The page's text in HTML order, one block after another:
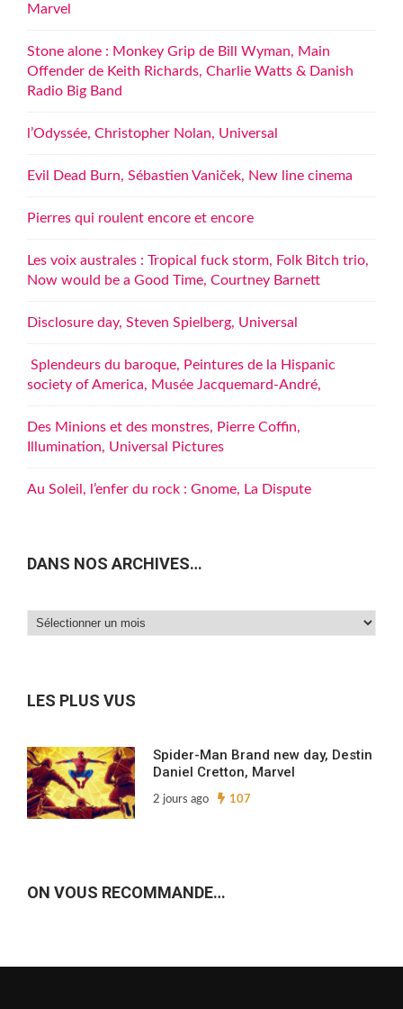
Marvel
Stone alone : Monkey Grip de Bill Wyman, Main
Offender de Keith Richards, Charlie Watts & Danish
Radio Big Band
l’Odyssée, Christopher Nolan, Universal
Evil Dead Burn, Sébastien Vaniček, New line cinema
Pierres qui roulent encore et encore
Les voix australes : Tropical fuck storm, Folk Bitch trio,
Now would be a Good Time, Courtney Barnett
Disclosure day, Steven Spielberg, Universal
Splendeurs du baroque, Peintures de la Hispanic
society of America, Musée Jacquemard-André,
Des Minions et des monstres, Pierre Coffin,
Illumination, Universal Pictures
Au Soleil, l’enfer du rock : Gnome, La Dispute
DANS NOS ARCHIVES…
Dans
LES PLUS VUS
Spider-Man Brand new day, Destin
Daniel Cretton, Marvel
2 jours ago 107
ON VOUS RECOMMANDE…